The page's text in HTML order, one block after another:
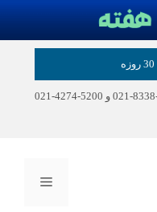
و 5200-4274-021
فهرست